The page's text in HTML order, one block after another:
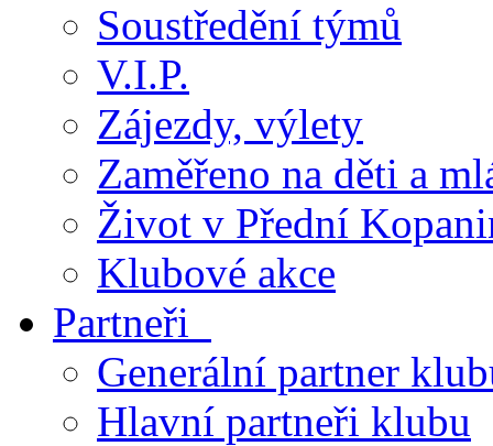
Soustředění týmů
V.I.P.
Zájezdy, výlety
Zaměřeno na děti a
Život v Přední
Klubové akce
Partneři
Generální partner
Hlavní partneři klubu